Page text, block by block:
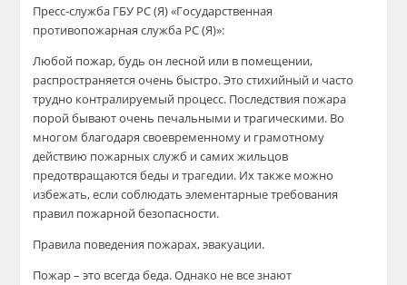
Пресс-служба ГБУ РС (Я) «Государственная
противопожарная служба РС (Я)»:
Любой пожар, будь он лесной или в помещении,
распространяется очень быстро. Это стихийный и часто
трудно контралируемый процесс. Последствия пожара
порой бывают очень печальными и трагическими. Во
многом благодаря своевременному и грамотному
действию пожарных служб и самих жильцов
предотвращаются беды и трагедии. Их также можно
избежать, если соблюдать элементарные требования
правил пожарной безопасности.
Правила поведения пожарах, эвакуации.
Пожар – это всегда беда. Однако не все знают